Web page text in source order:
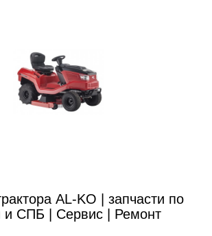
AL-KO | запчасти по
и СПБ | Сервис | Ремонт